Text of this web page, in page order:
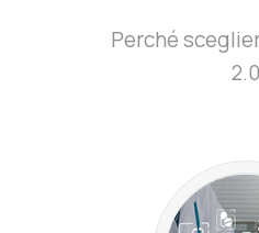
Perché
2.0